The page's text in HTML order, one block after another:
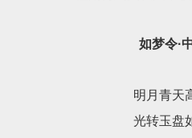
如梦令·
明月青天
光转玉盘